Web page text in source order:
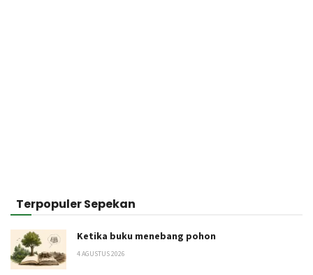
Terpopuler Sepekan
Ketika buku menebang pohon
4 AGUSTUS 2026